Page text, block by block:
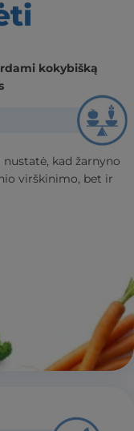
kokybišką
kad žarnyno
virškinimo, bet ir